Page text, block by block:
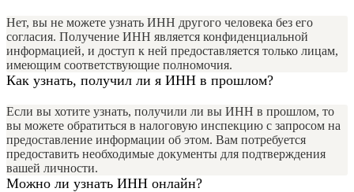
Нет, вы не можете узнать ИНН другого человека без его
согласия. Получение ИНН является конфиденциальной
информацией, и доступ к ней предоставляется только лицам,
имеющим соответствующие полномочия.
Как узнать, получил ли я ИНН в прошлом?
Если вы хотите узнать, получили ли вы ИНН в прошлом, то
вы можете обратиться в налоговую инспекцию с запросом на
предоставление информации об этом. Вам потребуется
предоставить необходимые документы для подтверждения
вашей личности.
Можно ли узнать ИНН онлайн?